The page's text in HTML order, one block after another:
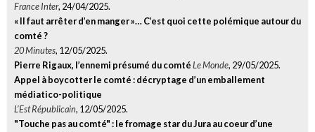
France Inter, 24/04/2025.
« Il faut arrêter d’en manger »… C’est quoi cette polémique autour du
comté ?
20 Minutes, 12/05/2025.
Pierre Rigaux, l’ennemi présumé du comtéLe Monde, 29/05/2025.
Appel à boycotter le comté : décryptage d’un emballement
médiatico-politique
L’Est Républicain, 12/05/2025.
"Touche pas au comté" : le fromage star du Jura au coeur d’une